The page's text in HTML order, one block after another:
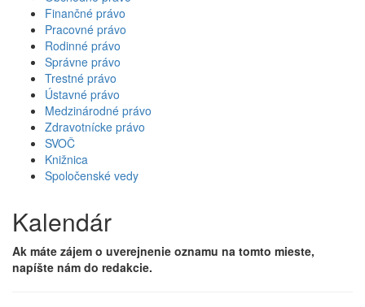
Finančné právo
Pracovné právo
Rodinné právo
Správne právo
Trestné právo
Ústavné právo
Medzinárodné právo
Zdravotnícke právo
SVOČ
Knižnica
Spoločenské vedy
Kalendár
Ak máte zájem o uverejnenie oznamu na tomto mieste,
napíšte nám do redakcie.